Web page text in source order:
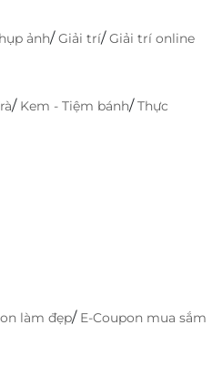
ảnh/Giải trí/Giải trí online
/ Kem - Tiệm bánh/Thực
làm đẹp/ E-Coupon mua sắm